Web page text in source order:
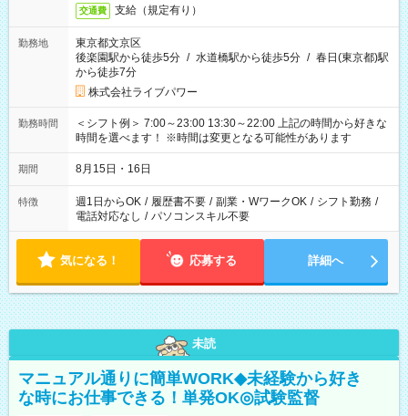
交通費 支給（規定有り）
勤務地
東京都文京区
後楽園駅から徒歩5分 / 水道橋駅から徒歩5分 / 春日(東京都)駅
から徒歩7分
株式会社ライブパワー
勤務時間
＜シフト例＞ 7:00～23:00 13:30～22:00 上記の時間から好きな
時間を選べます！ ※時間は変更となる可能性があります
期間 8月15日・16日
特徴 週1日からOK / 履歴書不要 / 副業・WワークOK / シフト勤務 /
電話対応なし / パソコンスキル不要
気になる！ 応募する 詳細へ
未読
マニュアル通りに簡単WORK◆未経験から好き
な時にお仕事できる！単発OK◎試験監督